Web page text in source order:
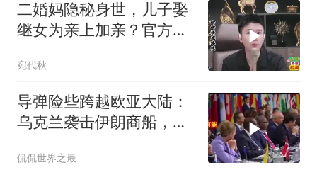
二婚妈隐秘身世，儿子娶
继女为亲上加亲？官方怒
宛代秋
导弹险些跨越欧亚大陆：
乌克兰袭击伊朗商船，差
雷”
侃侃世界之最